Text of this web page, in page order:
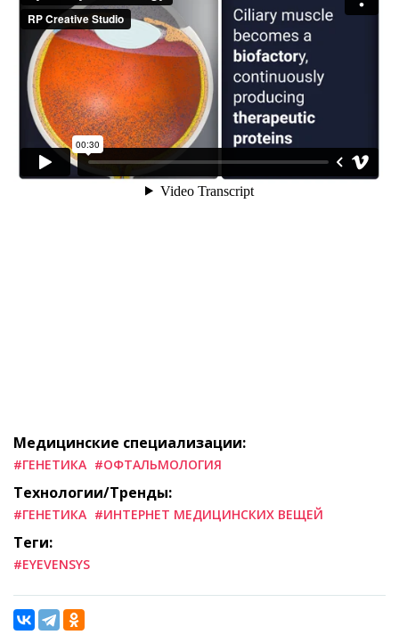
Медицинские специализации:
#ГЕНЕТИКА #ОФТАЛЬМОЛОГИЯ
Технологии/Тренды:
#ГЕНЕТИКА #ИНТЕРНЕТ МЕДИЦИНСКИХ ВЕЩЕЙ
Теги:
#EYEVENSYS